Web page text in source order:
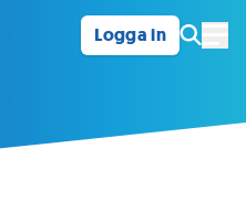
Logga in